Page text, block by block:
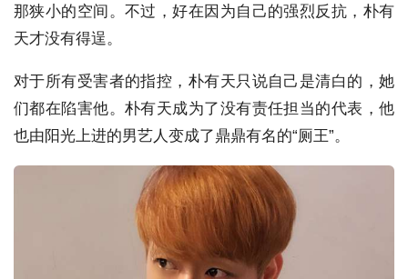
那狭小的空间。不过，好在因为自己的强烈反抗，朴有
天才没有得逞。
对于所有受害者的指控，朴有天只说自己是清白的，她
们都在陷害他。朴有天成为了没有责任担当的代表，他
也由阳光上进的男艺人变成了鼎鼎有名的“厕王”。